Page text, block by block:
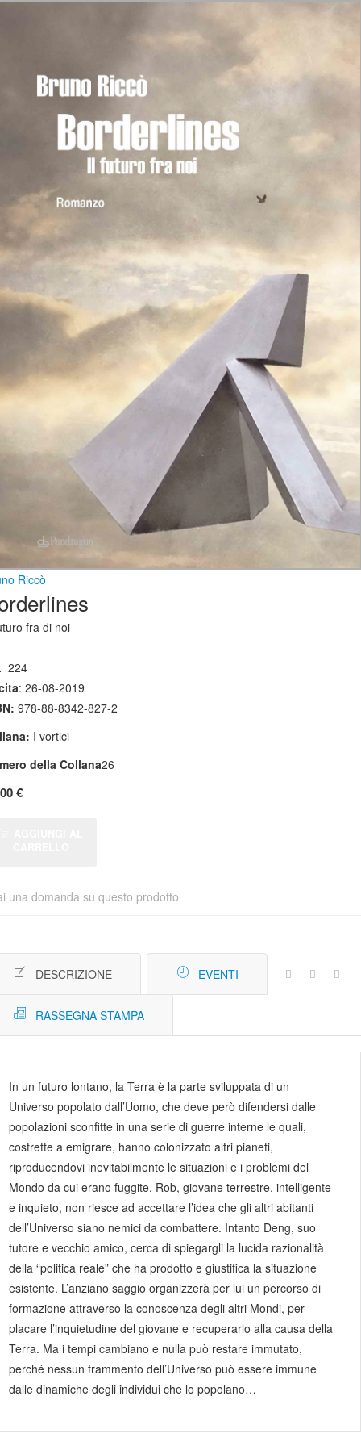
Riccò
fra di noi
224
: 26-08-2019
978-88-8342-827-2
I vortici -
della Collana26
€
una domanda su questo prodotto
DESCRIZIONE EVENTI
RASSEGNA STAMPA
In un futuro lontano, la Terra è la parte sviluppata di un
Universo popolato dall’Uomo, che deve però difendersi dalle
popolazioni sconfitte in una serie di guerre interne le quali,
costrette a emigrare, hanno colonizzato altri pianeti,
riproducendovi inevitabilmente le situazioni e i problemi del
Mondo da cui erano fuggite. Rob, giovane terrestre, intelligente
e inquieto, non riesce ad accettare l’idea che gli altri abitanti
dell’Universo siano nemici da combattere. Intanto Deng, suo
tutore e vecchio amico, cerca di spiegargli la lucida razionalità
della “politica reale” che ha prodotto e giustifica la situazione
esistente. L’anziano saggio organizzerà per lui un percorso di
formazione attraverso la conoscenza degli altri Mondi, per
placare l’inquietudine del giovane e recuperarlo alla causa della
Terra. Ma i tempi cambiano e nulla può restare immutato,
perché nessun frammento dell’Universo può essere immune
dalle dinamiche degli individui che lo popolano…